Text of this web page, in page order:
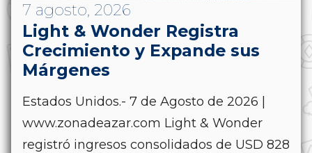
7 agosto, 2026
Light & Wonder Registra
Crecimiento y Expande sus
Márgenes
Estados Unidos.- 7 de Agosto de 2026 |
www.zonadeazar.com Light & Wonder
registró ingresos consolidados de USD 828